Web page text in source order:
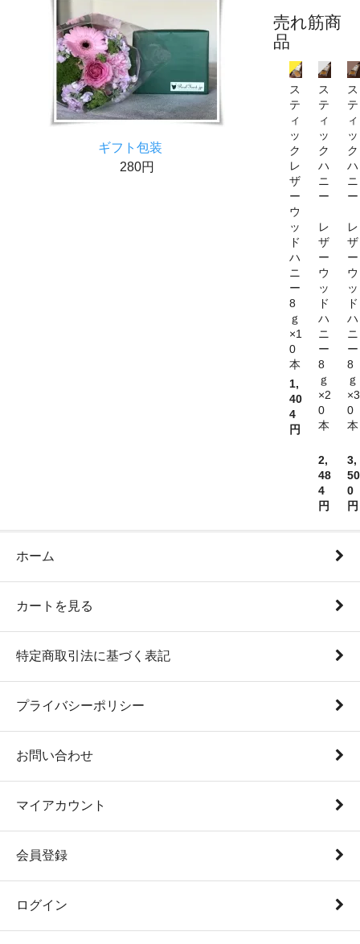
ギフト包装
280円
売れ筋商
品
ス
テ
ィ
ッ
ク
レ
ザ
ー
ウ
ッ
ド
ハ
ニ
ー
8
ｇ
×1
0
本
1,
40
4
円
ス
テ
ィ
ッ
ク
ハ
ニ
ー
レ
ザ
ー
ウ
ッ
ド
ハ
ニ
ー
8
ｇ
×2
0
本
2,
48
4
円
ス
テ
ィ
ッ
ク
ハ
ニ
ー
レ
ザ
ー
ウ
ッ
ド
ハ
ニ
ー
8
ｇ
×3
0
本
3,
50
0
円
ホーム
カートを見る
特定商取引法に基づく表記
プライバシーポリシー
お問い合わせ
マイアカウント
会員登録
ログイン